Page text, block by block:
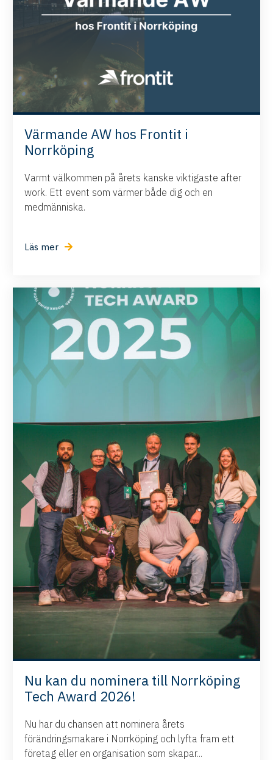
Värmande AW hos Frontit i
Norrköping
Varmt välkommen på årets kanske viktigaste after
work. Ett event som värmer både dig och en
medmänniska.
Läs mer
Nu kan du nominera till Norrköping
Tech Award 2026!
Nu har du chansen att nominera årets
förändringsmakare i Norrköping och lyfta fram ett
företag eller en organisation som skapar...